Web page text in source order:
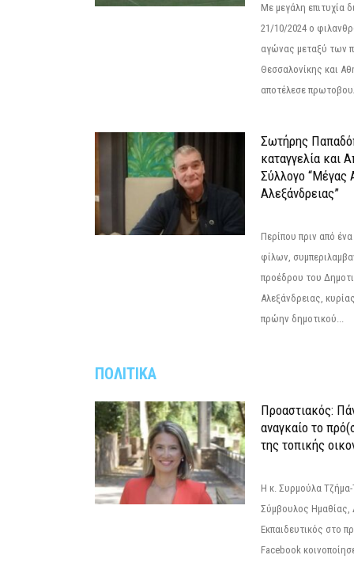
Με μεγάλη επιτυχία
21/10/2024 ο
αγώνας μεταξύ των
Θεσσαλονίκης και
αποτέλεσε
Σωτήρης
καταγγελία και
Σύλλογο “Μέγας
Αλεξάνδρειας”
Περίπου πριν από
φίλων,
προέδρου του
Αλεξάνδρειας,
πρώην δημοτικού...
ΠΟΛΙΤΙΚΑ
Προαστιακός:
αναγκαίο το
της τοπικής
Η κ. Συρμούλα
Σύμβουλος Ημαθίας,
Εκπαιδευτικός στο
Facebook